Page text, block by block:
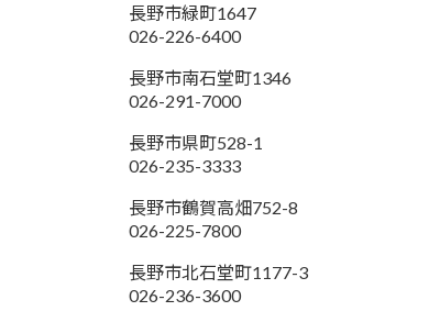
長野市緑町1647
026-226-6400
長野市南石堂町1346
026-291-7000
長野市県町528-1
026-235-3333
長野市鶴賀高畑752-8
026-225-7800
長野市北石堂町1177-3
026-236-3600